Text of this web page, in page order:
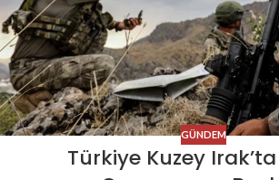
GÜNDEM
Türkiye Kuzey